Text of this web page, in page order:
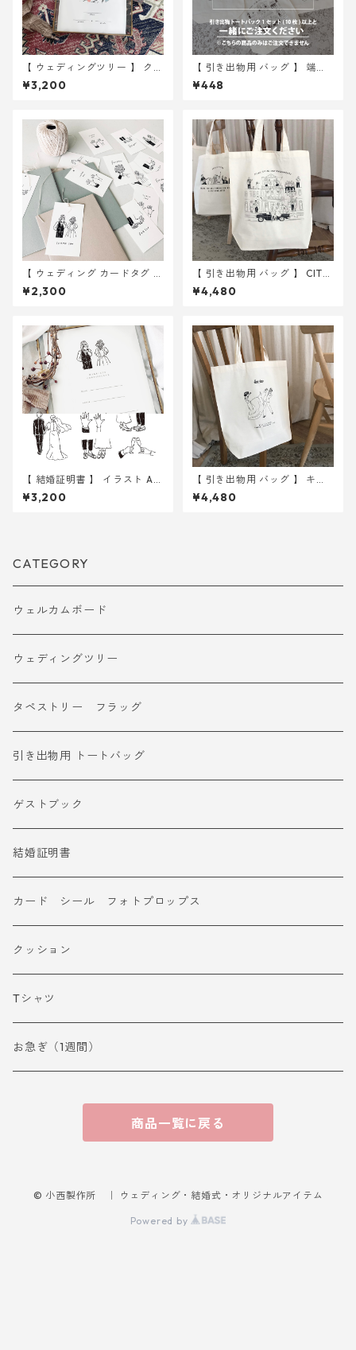
【 ウェディングツリー 】 クリ
スマスリース A4サイズ 用紙
のみ ｜ 結婚式 ウェディング
¥3,200
【 引き出物用 バッグ 】 端数 (
1~9 枚 ) 分購入ページ
¥448
【 ウェディング カードタグ 】
イラスト 6種 カードタグ 30枚
｜ 結婚式 ウェディング
¥2,300
【 引き出物用 バッグ 】 CITY
10枚 ｜ 結婚式 トートバッ
グ
¥4,480
【 結婚証明書 】 イラスト A4
用紙のみ 選べる12種 ｜ 結婚
式 ウェディング
¥3,200
【 引き出物用 バッグ 】 キッ
ク 10枚 ｜ 結婚式 トートバ
ッグ
¥4,480
CATEGORY
ウェルカムボード
ウェディングツリー
タペストリー フラッグ
引き出物用 トートバッグ
ゲストブック
結婚証明書
カード シール フォトプロップス
クッション
Tシャツ
お急ぎ（1週間）
商品一覧に戻る
© 小西製作所 ｜ ウェディング・結婚式・オリジナルアイテム
Powered by